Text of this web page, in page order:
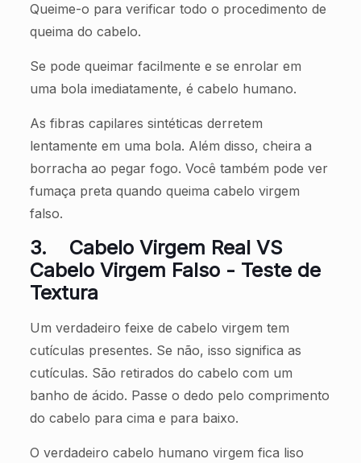
Queime-o para verificar todo o procedimento de
queima do cabelo.
Se pode queimar facilmente e se enrolar em
uma bola imediatamente, é cabelo humano.
As fibras capilares sintéticas derretem
lentamente em uma bola. Além disso, cheira a
borracha ao pegar fogo. Você também pode ver
fumaça preta quando queima cabelo virgem
falso.
3. Cabelo Virgem Real VS
Cabelo Virgem Falso - Teste de
Textura
Um verdadeiro feixe de cabelo virgem tem
cutículas presentes. Se não, isso significa as
cutículas. São retirados do cabelo com um
banho de ácido. Passe o dedo pelo comprimento
do cabelo para cima e para baixo.
O verdadeiro cabelo humano virgem fica liso